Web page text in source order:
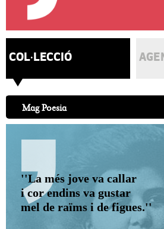
COL·LECCIÓ
Mag Poesia
''La més jove va callar
i cor endins va gustar
mel de raïms i de figues.''